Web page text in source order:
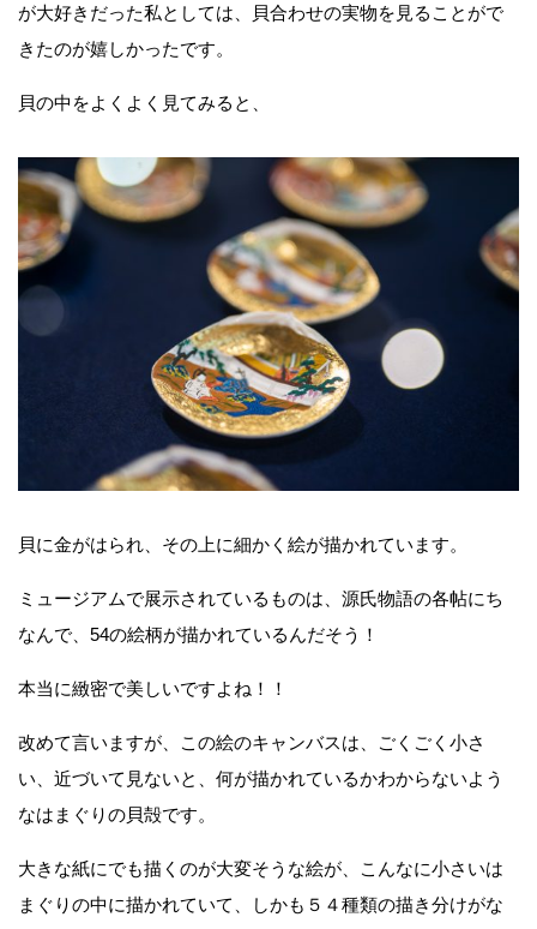
が大好きだった私としては、貝合わせの実物を見ることがで
きたのが嬉しかったです。
貝の中をよくよく見てみると、
貝に金がはられ、その上に細かく絵が描かれています。
ミュージアムで展示されているものは、源氏物語の各帖にち
なんで、54の絵柄が描かれているんだそう！
本当に緻密で美しいですよね！！
改めて言いますが、この絵のキャンバスは、ごくごく小さ
い、近づいて見ないと、何が描かれているかわからないよう
なはまぐりの貝殻です。
大きな紙にでも描くのが大変そうな絵が、こんなに小さいは
まぐりの中に描かれていて、しかも５４種類の描き分けがな